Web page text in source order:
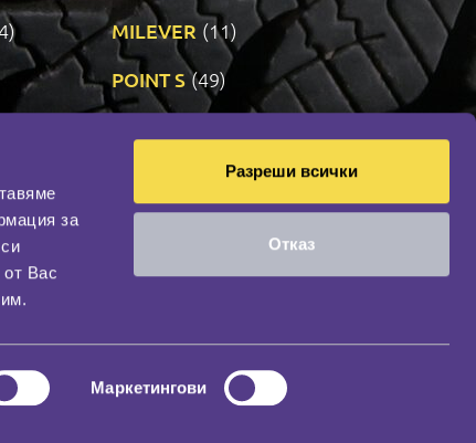
за
от Вас
Маркетингови
Разреши всички
Отказ
MILEVER (11)
POINT S (49)
VREDESTEIN (470)
мрежа
НАШИЯТ БЛОГ